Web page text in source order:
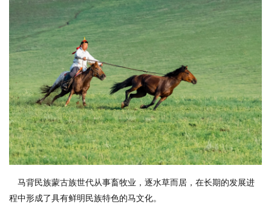
马背民族蒙古族世代从事畜牧业，逐水草而居，在长期的发展进
程中形成了具有鲜明民族特色的马文化。